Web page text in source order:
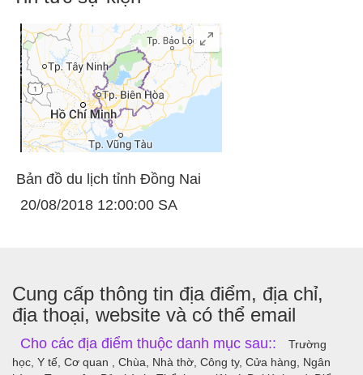
Bản đồ du lịch tỉnh Đồng Nai
20/08/2018 12:00:00 SA
Cung cấp thông tin địa điểm, địa chỉ,
địa thoại, website và có thể email
Cho các địa điểm thuộc danh mục sau::
Trường
học, Y tế, Cơ quan , Chùa, Nhà thờ, Công ty, Cửa hàng, Ngân